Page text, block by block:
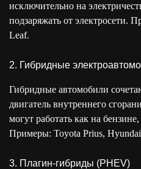
исключительно на
подзаряжать от электросети.
Leaf.
2. Гибридные
Гибридные автомобили
двигатель внутреннего
могут работать как на
Примеры: Toyota Prius,
3. Плагин-гибриды (PHEV)